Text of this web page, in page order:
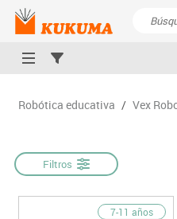
Robótica educativa / Vex
Filtros
7-11 años